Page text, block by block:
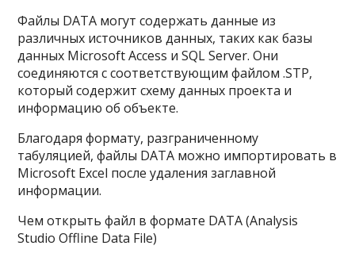
Файлы DATA могут содержать данные из
различных источников данных, таких как базы
данных Microsoft Access и SQL Server. Они
соединяются с соответствующим файлом .STP,
который содержит схему данных проекта и
информацию об объекте.
Благодаря формату, разграниченному
табуляцией, файлы DATA можно импортировать в
Microsoft Excel после удаления заглавной
информации.
Чем открыть файл в формате DATA (Analysis
Studio Offline Data File)